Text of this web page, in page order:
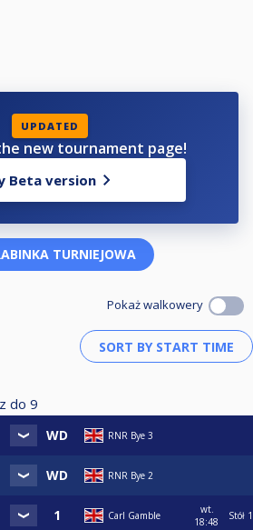
UPDATED
new tournament page!
Beta version
TURNIEJOWA
Pokaż walkowery
do 9
RNR Bye 3
RNR Bye 2
Carl Gamble
wt.
18:48
Stół 1